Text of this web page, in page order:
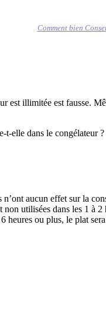
Comment bien
est illimitée est fausse.
t-elle dans le congélateur ?
aucun effet sur la
utilisées dans les 1 à
heures ou plus, le plat